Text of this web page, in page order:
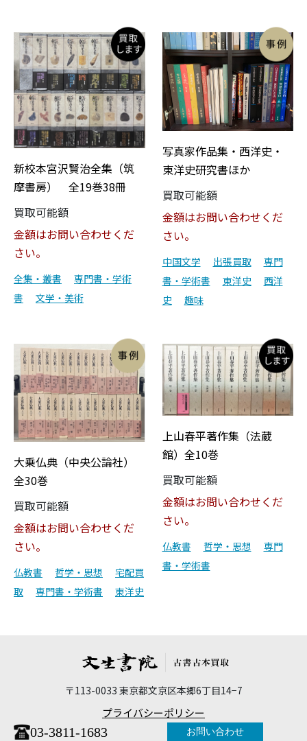
新校本宮沢賢治全集（筑
摩書房） 全19巻38冊
買取可能額
金額はお問い合わせくだ
さい。
全集・叢書
専門書・学術
書
文学・美術
写真家作品集・西洋史・
東洋史研究書ほか
買取可能額
金額はお問い合わせくだ
さい。
中国文学 出張買取
専門
書・学術書
東洋史
西洋
史
趣味
大乗仏典（中央公論社）
全30巻
買取可能額
金額はお問い合わせくだ
さい。
仏教書 哲学・思想
宅配買
取
専門書・学術書 東洋史
上山春平著作集（法蔵
館）全10巻
買取可能額
金額はお問い合わせくだ
さい。
仏教書 哲学・思想
専門
書・学術書
〒113-0033 東京都文京区本郷6丁目14−7
プライバシーポリシー
03-3811-1683 お問い合わせ